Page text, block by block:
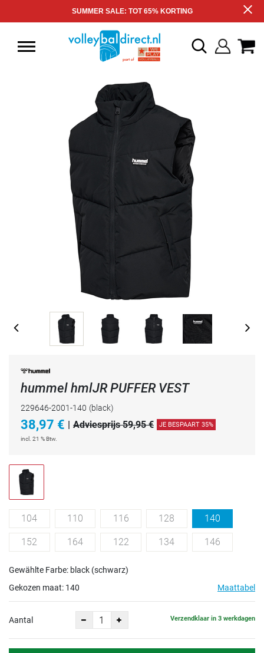
SUMMER SALE: TOT 65% KORTING
hummel hmlJR PUFFER VEST
229646-2001-140 (black)
38,97 € | Adviesprijs 59,95 € JE BESPAART 35%
incl. 21 % Btw.
104 110 116 128 140
152 164 122 134 146
Gewählte Farbe: black (schwarz)
Gekozen maat: 140 Maattabel
Aantal Verzendklaar in 3 werkdagen